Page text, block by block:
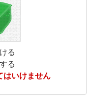
る
る
はいけません